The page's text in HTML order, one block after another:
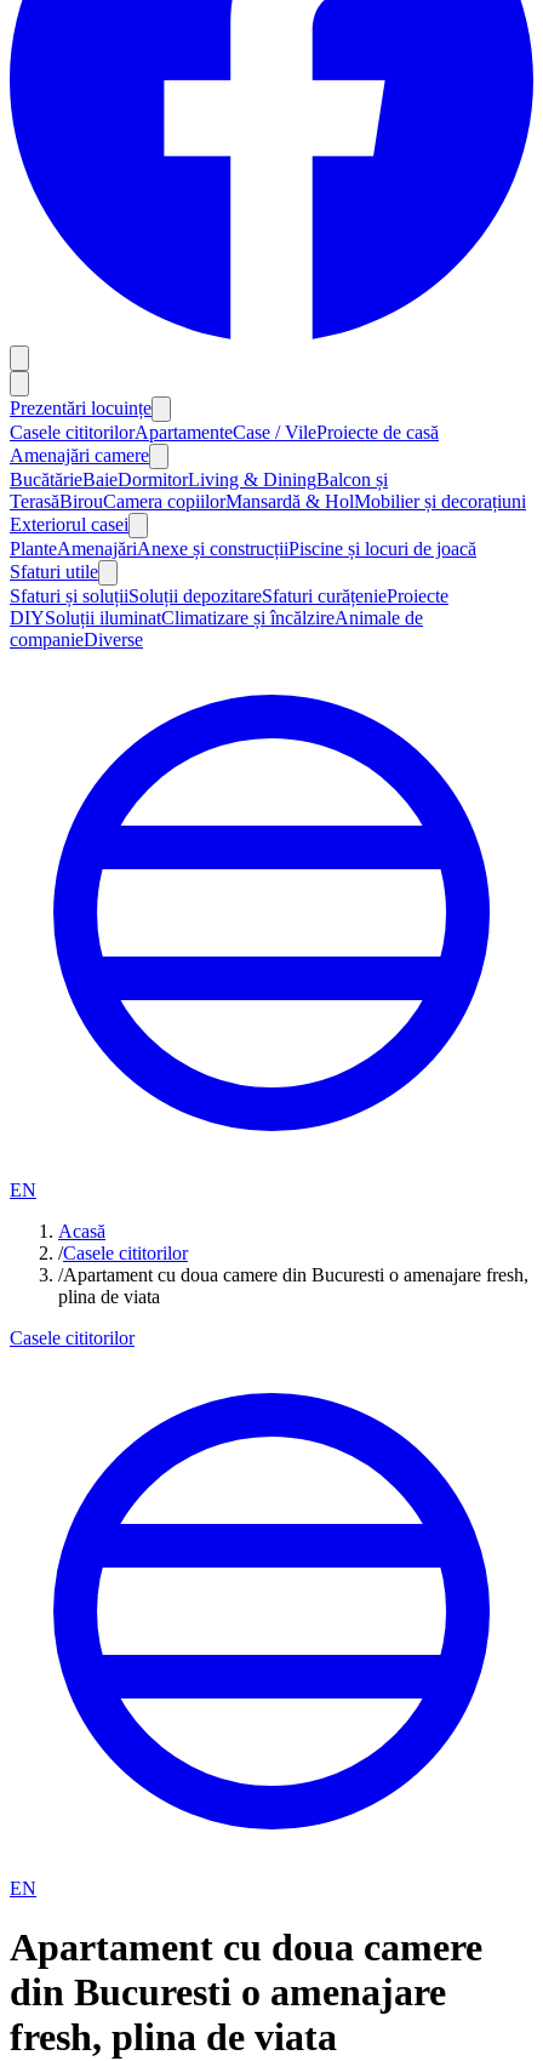
Prezentări locuințe
Casele cititorilorApartamenteCase / VileProiecte de casă
Amenajări camere
BucătărieBaieDormitorLiving & DiningBalcon și
TerasăBirouCamera copiilorMansardă & HolMobilier și decorațiuni
Exteriorul casei
PlanteAmenajăriAnexe și construcțiiPiscine și locuri de joacă
Sfaturi utile
Sfaturi și soluțiiSoluții depozitareSfaturi curățenieProiecte
DIYSoluții iluminatClimatizare și încălzireAnimale de
companieDiverse
EN
Acasă
/Casele cititorilor
/Apartament cu doua camere din Bucuresti o amenajare fresh,
plina de viata
Casele cititorilor
EN
Apartament cu doua camere
din Bucuresti o amenajare
fresh, plina de viata